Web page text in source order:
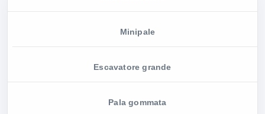
Minipale
Escavatore grande
Pala gommata